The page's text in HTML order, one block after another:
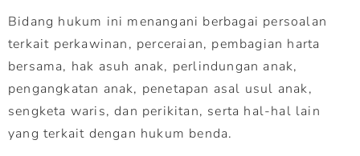
Bidang hukum ini menangani berbagai persoalan
terkait perkawinan, perceraian, pembagian harta
bersama, hak asuh anak, perlindungan anak,
pengangkatan anak, penetapan asal usul anak,
sengketa waris, dan perikitan, serta hal-hal lain
yang terkait dengan hukum benda.